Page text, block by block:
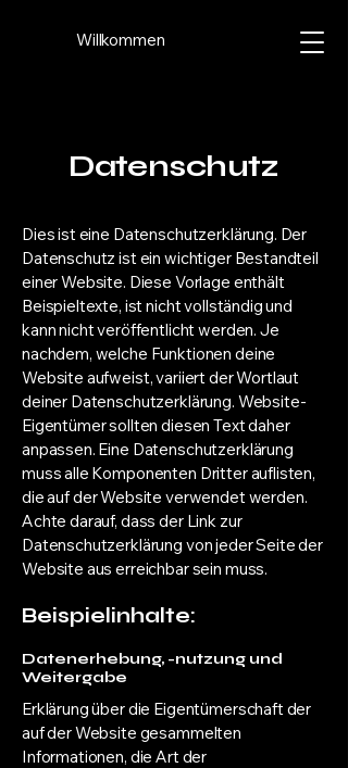
Willkommen
Datenschutz
Dies ist eine Datenschutzerklärung. Der
Datenschutz ist ein wichtiger Bestandteil
einer Website. Diese Vorlage enthält
Beispieltexte, ist nicht vollständig und
kann nicht veröffentlicht werden. Je
nachdem, welche Funktionen deine
Website aufweist, variiert der Wortlaut
deiner Datenschutzerklärung. Website-
Eigentümer sollten diesen Text daher
anpassen. Eine Datenschutzerklärung
muss alle Komponenten Dritter auflisten,
die auf der Website verwendet werden.
Achte darauf, dass der Link zur
Datenschutzerklärung von jeder Seite der
Website aus erreichbar sein muss.
Beispielinhalte:
Datenerhebung, -nutzung und
Weitergabe
Erklärung über die Eigentümerschaft der
auf der Website gesammelten
Informationen, die Art der